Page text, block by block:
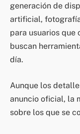
generación de
artificial,
para usuarios que
buscan
día.
Aunque los
anuncio oficial, la
sobre los que se